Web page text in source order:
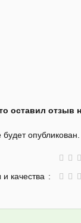
оставил отзыв
опубликован.
качества